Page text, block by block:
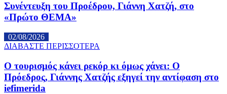
Συνέντευξη του Προέδρου, Γιάννη Χατζή, στο
«Πρώτο ΘΕΜΑ»
02/08/2026
ΔΙΑΒΑΣΤΕ ΠΕΡΙΣΣΟΤΕΡΑ
Ο τουρισμός κάνει ρεκόρ κι όμως χάνει: Ο
Πρόεδρος, Γιάννης Χατζής εξηγεί την αντίφαση στο
iefimerida